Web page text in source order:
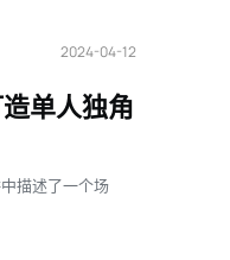
2024-04-12
单人独角
描述了一个场